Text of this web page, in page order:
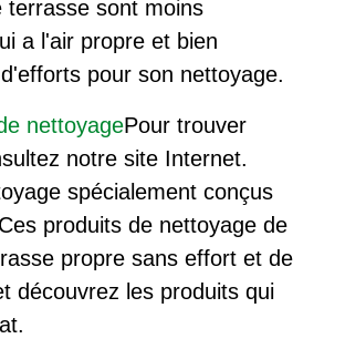
terrasse sont moins
a l'air propre et bien
pour son nettoyage.
nettoyagePour trouver
notre site Internet.
spécialement conçus
produits de nettoyage de
propre sans effort et de
découvrez les produits qui